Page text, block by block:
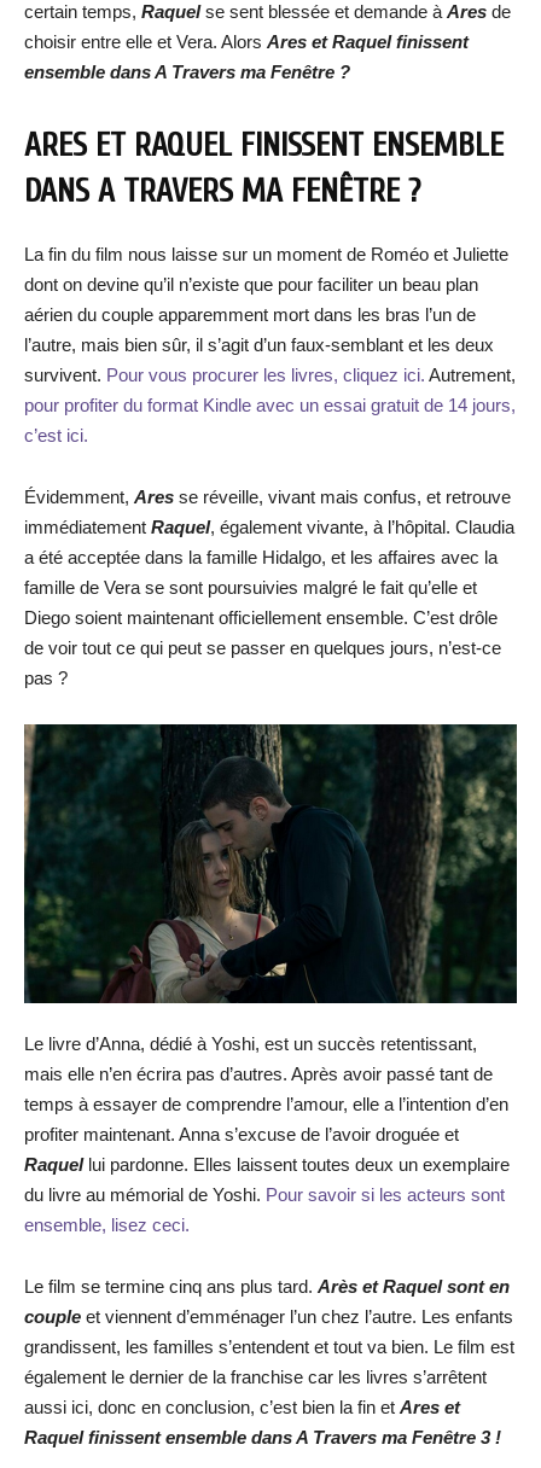
certain temps, Raquelse sent blessée et demande à Ares de
choisir entre elle et Vera. Alors Ares et Raquel finissent
ensemble dans A Travers ma Fenêtre ?
ARES ET RAQUEL FINISSENT ENSEMBLE
DANS A TRAVERS MA FENÊTRE ?
La fin du film nous laisse sur un moment de Roméo et Juliette
dont on devine qu’il n’existe que pour faciliter un beau plan
aérien du couple apparemment mort dans les bras l’un de
l’autre, mais bien sûr, il s’agit d’un faux-semblant et les deux
survivent. Pour vous procurer les livres, cliquez ici. Autrement,
pour profiter du format Kindle avec un essai gratuit de 14 jours,
c’est ici.
Évidemment, Ares se réveille, vivant mais confus, et retrouve
immédiatement Raquel, également vivante, à l’hôpital. Claudia
a été acceptée dans la famille Hidalgo, et les affaires avec la
famille de Vera se sont poursuivies malgré le fait qu’elle et
Diego soient maintenant officiellement ensemble. C’est drôle
de voir tout ce qui peut se passer en quelques jours, n’est-ce
pas ?
Le livre d’Anna, dédié à Yoshi, est un succès retentissant,
mais elle n’en écrira pas d’autres. Après avoir passé tant de
temps à essayer de comprendre l’amour, elle a l’intention d’en
profiter maintenant. Anna s’excuse de l’avoir droguée et
Raquel lui pardonne. Elles laissent toutes deux un exemplaire
du livre au mémorial de Yoshi. Pour savoir si les acteurs sont
ensemble, lisez ceci.
Le film se termine cinq ans plus tard. Arès et Raquel sont en
couple et viennent d’emménager l’un chez l’autre. Les enfants
grandissent, les familles s’entendent et tout va bien. Le film est
également le dernier de la franchise car les livres s’arrêtent
aussi ici, donc en conclusion, c’est bien la fin et Ares et
Raquel finissent ensemble dans A Travers ma Fenêtre 3 !